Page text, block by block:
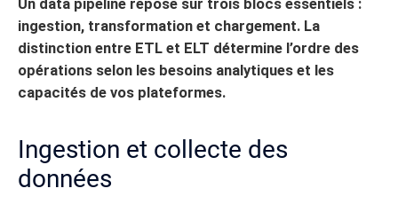
Un data pipeline repose sur trois blocs essentiels :
ingestion, transformation et chargement. La
distinction entre ETL et ELT détermine l’ordre des
opérations selon les besoins analytiques et les
capacités de vos plateformes.
Ingestion et collecte des
données